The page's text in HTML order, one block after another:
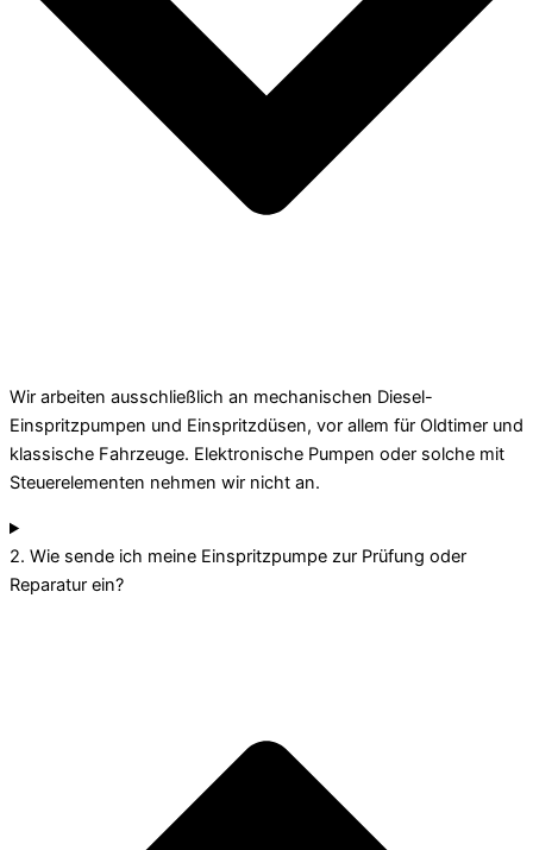
Wir arbeiten ausschließlich an mechanischen Diesel-
Einspritzpumpen und Einspritzdüsen, vor allem für Oldtimer und
klassische Fahrzeuge. Elektronische Pumpen oder solche mit
Steuerelementen nehmen wir nicht an.
2. Wie sende ich meine Einspritzpumpe zur Prüfung oder
Reparatur ein?